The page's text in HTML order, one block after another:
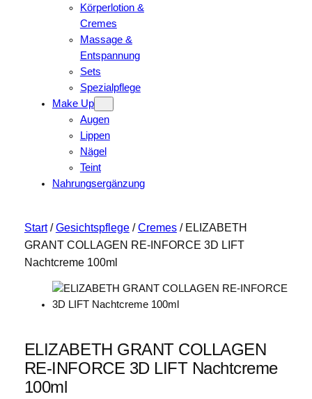
Körperlotion &
Cremes
Massage &
Entspannung
Sets
Spezialpflege
Make Up
Augen
Lippen
Nägel
Teint
Nahrungsergänzung
Start/Gesichtspflege/Cremes/ ELIZABETH
GRANT COLLAGEN RE-INFORCE 3D LIFT
Nachtcreme 100ml
ELIZABETH GRANT COLLAGEN
RE-INFORCE 3D LIFT Nachtcreme
100ml